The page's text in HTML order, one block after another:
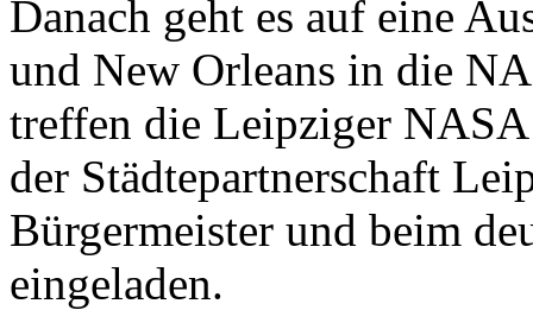
Danach geht es auf eine
und New Orleans in die
treffen die Leipziger
der Städtepartnerschaft
Bürgermeister und beim
eingeladen.